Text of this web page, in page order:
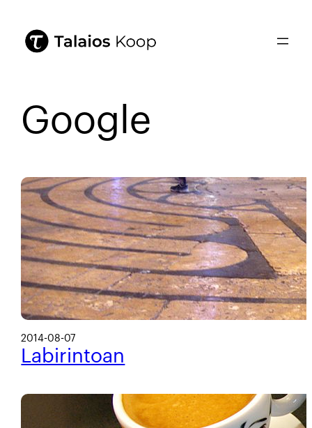
Google
2014-08-07
Labirintoan